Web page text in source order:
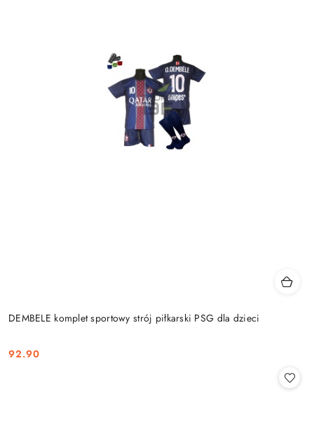
DEMBELE komplet sportowy strój piłkarski PSG dla dzieci
Cena:
92.90